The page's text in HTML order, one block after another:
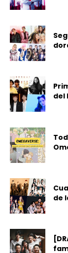
del
de